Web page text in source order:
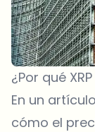
¿Por qué
En un
cómo el